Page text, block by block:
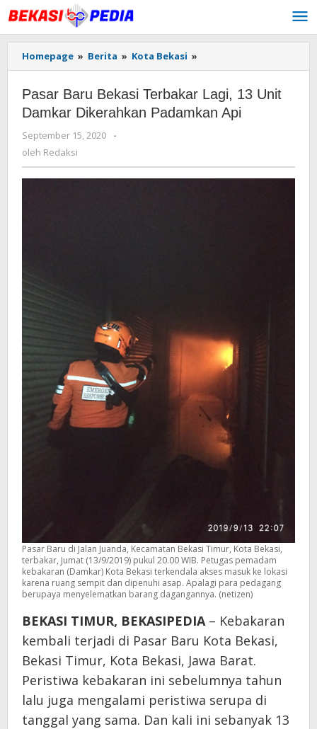
Lewati
ke
konten
Homepage » Berita » Kota Bekasi »
Baru
Terbakar
Lagi,
Dikerahkan
Padamkan
Pasar Baru Bekasi Terbakar Lagi, 13 Unit
Damkar Dikerahkan Padamkan Api
September 15, 2020
oleh
-
oleh Redaksi
Pasar Baru di Jalan Juanda, Kecamatan Bekasi Timur, Kota Bekasi,
terbakar, Jumat (13/9/2019) pukul 20.00 WIB. Petugas pemadam
kebakaran (Damkar) Kota Bekasi terkendala akses masuk ke lokasi
karena ruang sempit dan dipenuhi asap. Apalagi para pedagang
berupaya menyelematkan barang dagangannya. (netizen)
BEKASI TIMUR, BEKASIPEDIA– Kebakaran
kembali terjadi di Pasar Baru Kota Bekasi,
Bekasi Timur, Kota Bekasi, Jawa Barat.
Peristiwa kebakaran ini sebelumnya tahun
lalu juga mengalami peristiwa serupa di
tanggal yang sama. Dan kali ini sebanyak 13